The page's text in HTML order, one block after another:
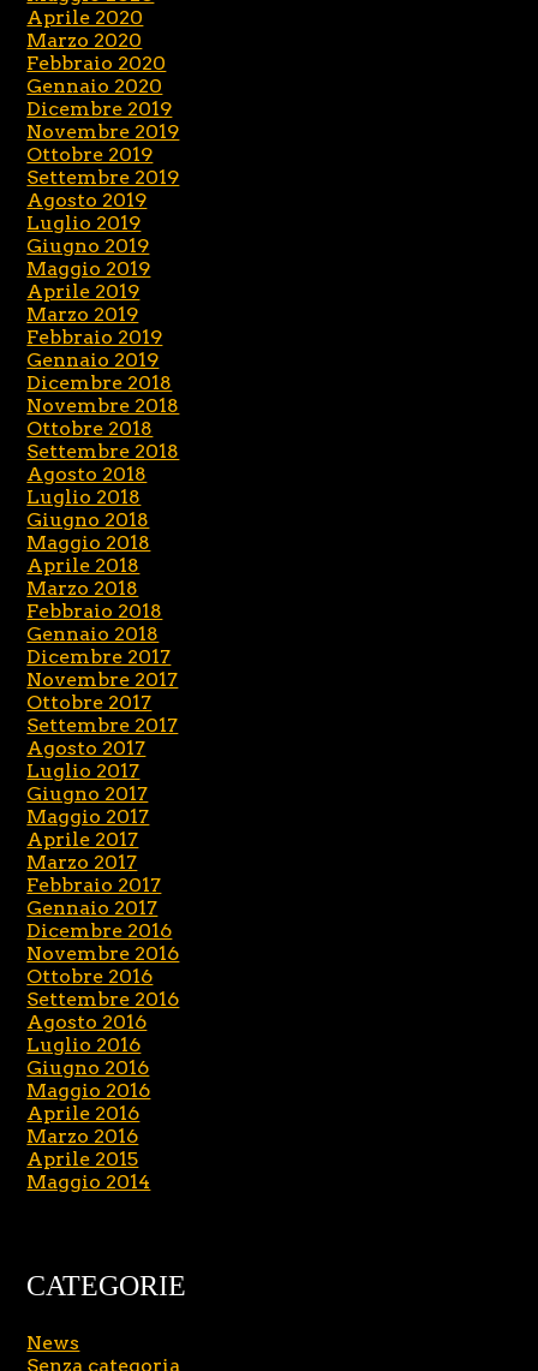
Aprile 2020
Marzo 2020
Febbraio 2020
Gennaio 2020
Dicembre 2019
Novembre 2019
Ottobre 2019
Settembre 2019
Agosto 2019
Luglio 2019
Giugno 2019
Maggio 2019
Aprile 2019
Marzo 2019
Febbraio 2019
Gennaio 2019
Dicembre 2018
Novembre 2018
Ottobre 2018
Settembre 2018
Agosto 2018
Luglio 2018
Giugno 2018
Maggio 2018
Aprile 2018
Marzo 2018
Febbraio 2018
Gennaio 2018
Dicembre 2017
Novembre 2017
Ottobre 2017
Settembre 2017
Agosto 2017
Luglio 2017
Giugno 2017
Maggio 2017
Aprile 2017
Marzo 2017
Febbraio 2017
Gennaio 2017
Dicembre 2016
Novembre 2016
Ottobre 2016
Settembre 2016
Agosto 2016
Luglio 2016
Giugno 2016
Maggio 2016
Aprile 2016
Marzo 2016
Aprile 2015
Maggio 2014
CATEGORIE
News
Senza categoria